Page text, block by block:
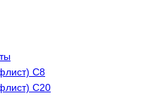
С8
С20